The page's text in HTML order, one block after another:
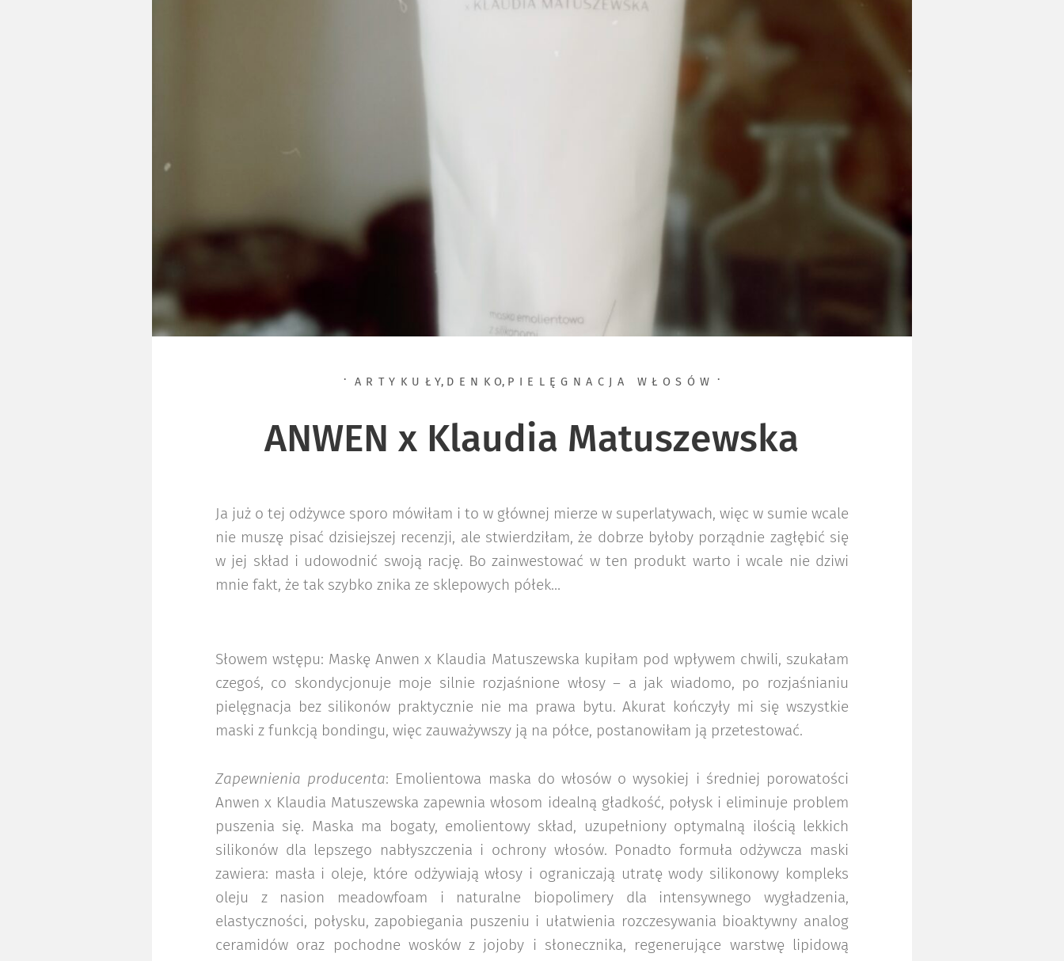
ARTYKUŁY, DENKO, PIELĘGNACJA WŁOSÓW
ANWEN x Klaudia Matuszewska
Ja już o tej odżywce sporo mówiłam i to w głównej mierze w superlatywach, więc w sumie wcale
nie muszę pisać dzisiejszej recenzji, ale stwierdziłam, że dobrze byłoby porządnie zagłębić się
w jej skład i udowodnić swoją rację. Bo zainwestować w ten produkt warto i wcale nie dziwi
mnie fakt, że tak szybko znika ze sklepowych półek…
Słowem wstępu: Maskę Anwen x Klaudia Matuszewska kupiłam pod wpływem chwili, szukałam
czegoś, co skondycjonuje moje silnie rozjaśnione włosy – a jak wiadomo, po rozjaśnianiu
pielęgnacja bez silikonów praktycznie nie ma prawa bytu. Akurat kończyły mi się wszystkie
maski z funkcją bondingu, więc zauważywszy ją na półce, postanowiłam ją przetestować.
Zapewnienia producenta: Emolientowa maska do włosów o wysokiej i średniej porowatości
Anwen x Klaudia Matuszewska zapewnia włosom idealną gładkość, połysk i eliminuje problem
puszenia się. Maska ma bogaty, emolientowy skład, uzupełniony optymalną ilością lekkich
silikonów dla lepszego nabłyszczenia i ochrony włosów. Ponadto formuła odżywcza maski
zawiera: masła i oleje, które odżywiają włosy i ograniczają utratę wody silikonowy kompleks
oleju z nasion meadowfoam i naturalne biopolimery dla intensywnego wygładzenia,
elastyczności, połysku, zapobiegania puszeniu i ułatwienia rozczesywania bioaktywny analog
ceramidów oraz pochodne wosków z jojoby i słonecznika, regenerujące warstwę lipidową